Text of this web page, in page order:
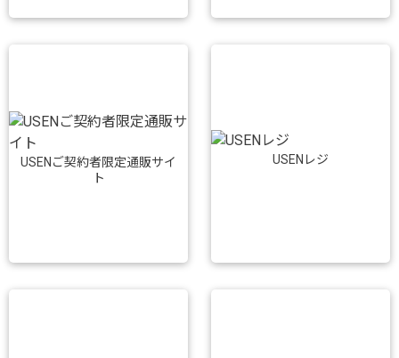
USENご契約者限定通販サイ
ト
USENレジ